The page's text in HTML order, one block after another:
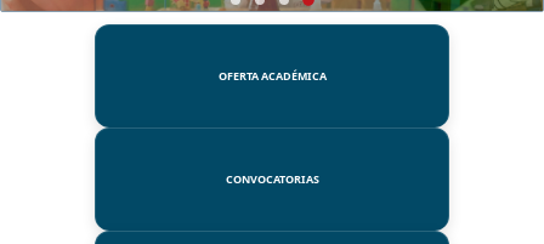
OFERTA ACADÉMICA
CONVOCATORIAS